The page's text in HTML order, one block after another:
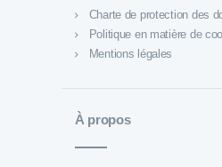
Charte de protection des
Politique en matière de
Mentions légales
À propos